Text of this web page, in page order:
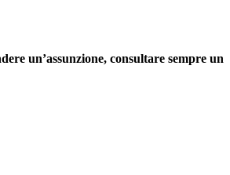
un’assunzione, consultare sempre un